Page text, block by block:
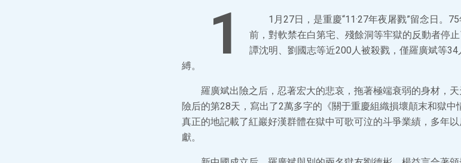
1
1月27日，是重慶“11·27年夜屠戮”留念日。
前，對軟禁在白第宅、殘餘洞等牢獄的反動者停
譚沈明、劉國志等近200人被殺戮，僅羅廣斌等
縛。
羅廣斌出險之后，忍著宏大的悲哀，拖著極端衰弱的身材，
險后的第28天，寫出了2萬多字的《關于重慶組織損壞顛末和獄
真正的地記載了紅巖好漢群體在獄中可歌可泣的斗爭業績，多年
獻。